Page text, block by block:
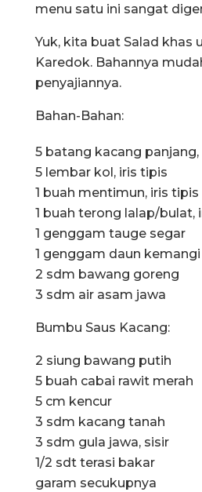
menu satu ini sangat
Yuk, kita buat Salad khas
Karedok. Bahannya
penyajiannya.
Bahan-Bahan:
5 batang kacang panjang,
5 lembar kol, iris tipis
1 buah mentimun, iris tipis
1 buah terong lalap/bulat,
1 genggam tauge segar
1 genggam daun kemangi
2 sdm bawang goreng
3 sdm air asam jawa
Bumbu Saus Kacang:
2 siung bawang putih
5 buah cabai rawit merah
5 cm kencur
3 sdm kacang tanah
3 sdm gula jawa, sisir
1/2 sdt terasi bakar
garam secukupnya